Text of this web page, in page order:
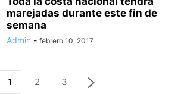
marejadas durante este fin de
semana
Admin - febrero 10, 2017
1 2 3